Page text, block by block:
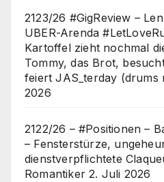
2123/26 #GigReview –
UBER-Arenda
Kartoffel zieht nochmal
Tommy, das Brot,
feiert JAS_terday (drums
2026
2122/26 – #Positionen –
– Fensterstürze,
dienstverpflichtete
Romantiker 2. Juli 2026